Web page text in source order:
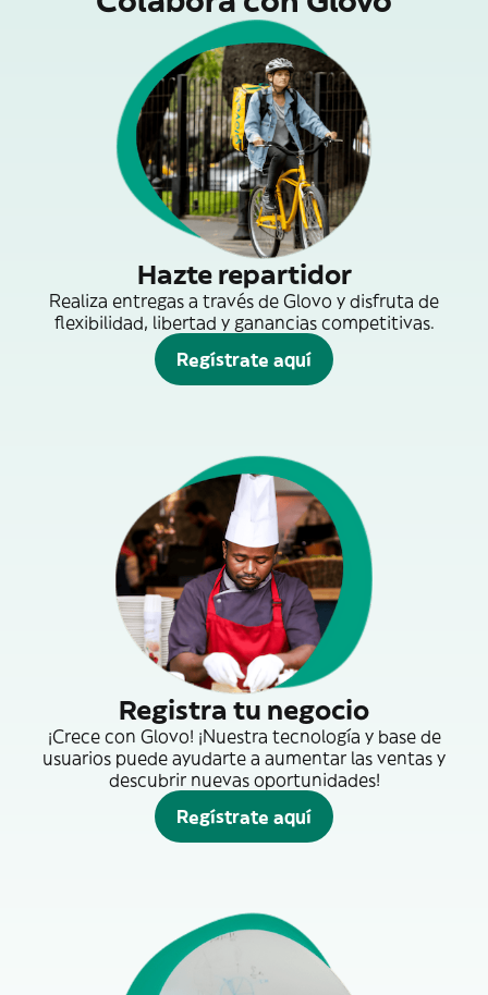
Hazte repartidor
Realiza entregas a través de Glovo y disfruta de
flexibilidad, libertad y ganancias competitivas.
Regístrate aquí
Registra tu negocio
¡Crece con Glovo! ¡Nuestra tecnología y base de
usuarios puede ayudarte a aumentar las ventas y
descubrir nuevas oportunidades!
Regístrate aquí